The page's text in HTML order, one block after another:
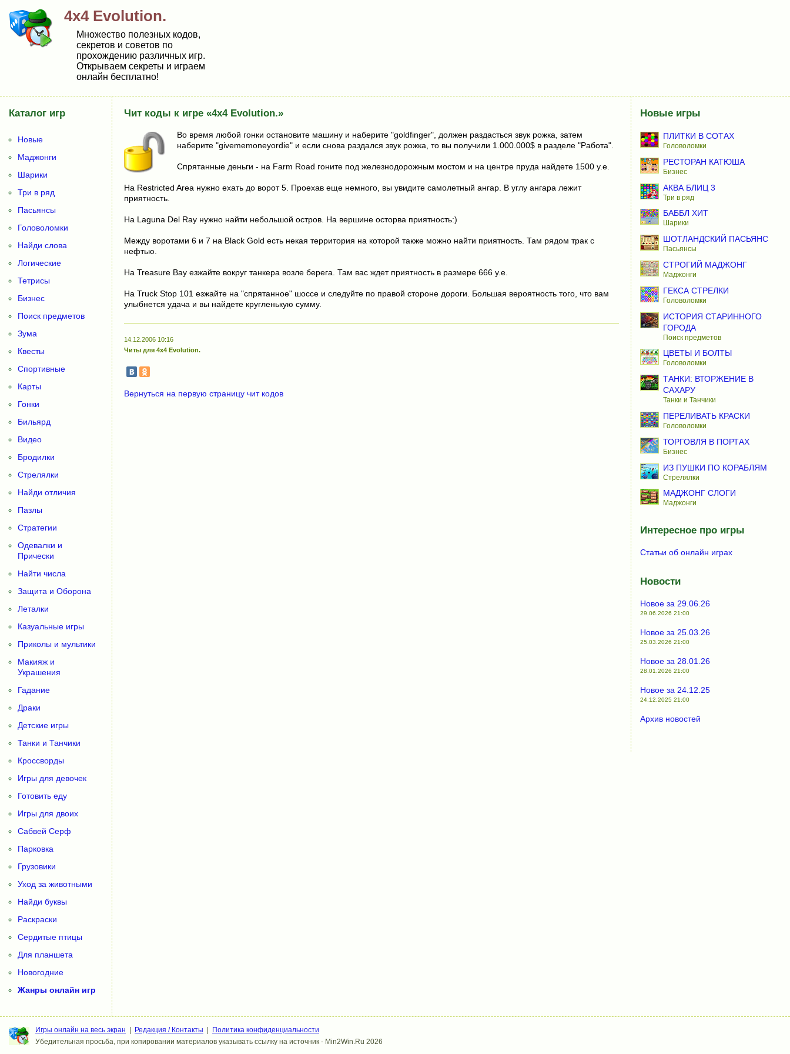
4x4 Evolution.
Множество полезных кодов,
секретов и советов по
прохождению различных игр.
Открываем секреты и играем
онлайн бесплатно!
Чит коды к игре «4x4 Evolution.»
Во время любой гонки остановите машину и наберите "goldfinger", должен раздасться звук рожка, затем
наберите "givememoneyordie" и если снова раздался звук рожка, то вы получили 1.000.000$ в разделе "Работа".
Спрятанные деньги - на Farm Road гоните под железнодорожным мостом и на центре пруда найдете 1500 у.е.
На Restricted Area нужно ехать до ворот 5. Проехав еще немного, вы увидите самолетный ангар. В углу ангара лежит
приятность.
На Laguna Del Ray нужно найти небольшой остров. На вершине осторва приятность:)
Между воротами 6 и 7 на Black Gold есть некая территория на которой также можно найти приятность. Там рядом трак с
нефтью.
На Treasure Bay езжайте вокруг танкера возле берега. Там вас ждет приятность в размере 666 у.е.
На Truck Stop 101 езжайте на "спрятанное" шоссе и следуйте по правой стороне дороги. Большая вероятность того, что вам
улыбнется удача и вы найдете кругленькую сумму.
14.12.2006 10:16
Читы для 4x4 Evolution.
Вернуться на первую страницу чит кодов
Каталог игр
Новые
Маджонги
Шарики
Три в ряд
Пасьянсы
Головоломки
Найди слова
Логические
Тетрисы
Бизнес
Поиск предметов
Зума
Квесты
Спортивные
Карты
Гонки
Бильярд
Видео
Бродилки
Стрелялки
Найди отличия
Пазлы
Стратегии
Одевалки и
Прически
Найти числа
Защита и Оборона
Леталки
Казуальные игры
Приколы и мультики
Макияж и
Украшения
Гадание
Драки
Детские игры
Танки и Танчики
Кроссворды
Игры для девочек
Готовить еду
Игры для двоих
Сабвей Серф
Парковка
Грузовики
Уход за животными
Найди буквы
Раскраски
Сердитые птицы
Для планшета
Новогодние
Жанры онлайн игр
Новые игры
ПЛИТКИ В СОТАХ
Головоломки
РЕСТОРАН КАТЮША
Бизнес
АКВА БЛИЦ 3
Три в ряд
БАББЛ ХИТ
Шарики
ШОТЛАНДСКИЙ ПАСЬЯНС
Пасьянсы
СТРОГИЙ МАДЖОНГ
Маджонги
ГЕКСА СТРЕЛКИ
Головоломки
ИСТОРИЯ СТАРИННОГО
ГОРОДА
Поиск предметов
ЦВЕТЫ И БОЛТЫ
Головоломки
ТАНКИ: ВТОРЖЕНИЕ В
САХАРУ
Танки и Танчики
ПЕРЕЛИВАТЬ КРАСКИ
Головоломки
ТОРГОВЛЯ В ПОРТАХ
Бизнес
ИЗ ПУШКИ ПО КОРАБЛЯМ
Стрелялки
МАДЖОНГ СЛОГИ
Маджонги
Интересное про игры
Статьи об онлайн играх
Новости
Новое за 29.06.26
29.06.2026 21:00
Новое за 25.03.26
25.03.2026 21:00
Новое за 28.01.26
28.01.2026 21:00
Новое за 24.12.25
24.12.2025 21:00
Архив новостей
Игры онлайн на весь экран Редакция / Контакты
Политика конфиденциальности
Убедительная просьба, при копировании материалов указывать ссылку на источник - Min2Win.Ru 2026